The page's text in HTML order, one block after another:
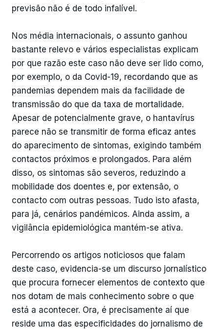
previsão não é de todo infalível.
Nos média internacionais, o assunto ganhou
bastante relevo e vários especialistas explicam
por que razão este caso não deve ser lido como,
por exemplo, o da Covid-19, recordando que as
pandemias dependem mais da facilidade de
transmissão do que da taxa de mortalidade.
Apesar de potencialmente grave, o hantavírus
parece não se transmitir de forma eficaz antes
do aparecimento de sintomas, exigindo também
contactos próximos e prolongados. Para além
disso, os sintomas são severos, reduzindo a
mobilidade dos doentes e, por extensão, o
contacto com outras pessoas. Tudo isto afasta,
para já, cenários pandémicos. Ainda assim, a
vigilância epidemiológica mantém-se ativa.
Percorrendo os artigos noticiosos que falam
deste caso, evidencia-se um discurso jornalístico
que procura fornecer elementos de contexto que
nos dotam de mais conhecimento sobre o que
está a acontecer. Ora, é precisamente aí que
reside uma das especificidades do jornalismo de